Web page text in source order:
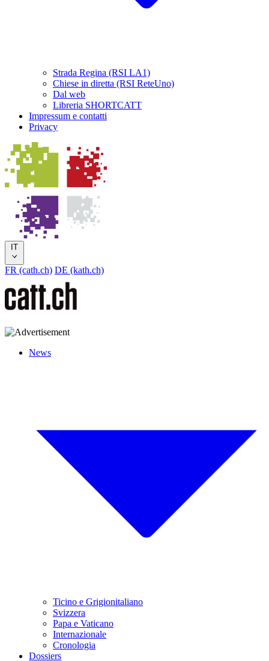
Strada Regina (RSI LA1)
Chiese in diretta (RSI ReteUno)
Dal web
Libreria SHORTCATT
Impressum e contatti
Privacy
IT
FR (cath.ch) DE (kath.ch)
News
Ticino e Grigionitaliano
Svizzera
Papa e Vaticano
Internazionale
Cronologia
Dossiers